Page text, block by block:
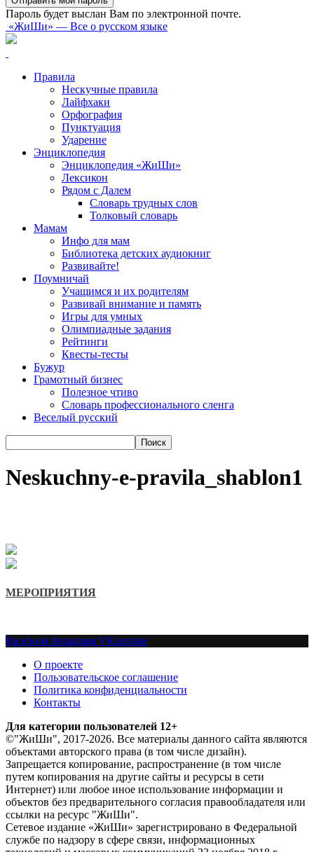
Пароль будет выслан Вам по электронной почте.
«ЖиШи» — Все о русском языке
Правила
Нескучные правила
Лайфхаки
Орфография
Пунктуация
Ударение
Энциклопедия
Энциклопедия «ЖиШи»
Лексикон
Рядом с Далем
Словарь трудных слов
Толковый словарь
Мамам
Инфо для мам
Библиотека детских аудиокниг
Развивайте!
Поумничай
Учащимся и их родителям
Развивай внимание и память
Игры для умных
Олимпиадные задания
Рейтинги
Квесты-тесты
Бужур
Грамотный бизнес
Полезное чтиво
Словарь профессионального сленга
Веселый русский
Neskuchny-e-pravila_shablon1
МЕРОПРИЯТИЯ
Facebook Instagram VKontakte
О проекте
Пользовательское соглашение
Политика конфиденциальности
Контакты
Для категории пользователей 12+
©"ЖиШи", 2017-2026. Все материалы данного сайта являются
объектами авторского права (в том числе дизайн).
Запрещается копирование, распространение (в том числе
путем копирования на другие сайты и ресурсы в сети
Интернет) или любое иное использование информации и
объектов без предварительного согласия правообладателя или
ссылки на ресурс "ЖиШи".
Сетевое издание «ЖиШи» зарегистрировано в Федеральной
службе по надзору в сфере связи, информационных